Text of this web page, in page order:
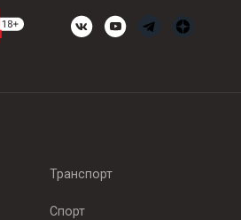
Транспорт
Спорт